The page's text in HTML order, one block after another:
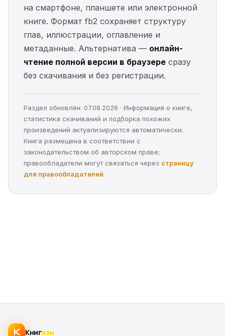
на смартфоне, планшете или электронной
книге. Формат fb2 сохраняет структуру
глав, иллюстрации, оглавление и
метаданные. Альтернатива — онлайн-
чтение полной версии в браузере сразу
без скачивания и без регистрации.
Раздел обновлён: 07.08.2026 · Информация о книге,
статистика скачиваний и подборка похожих
произведений актуализируются автоматически.
Книга размещена в соответствии с
законодательством об авторском праве;
правообладатели могут связаться через страницу
для правообладателей.
Книгизм